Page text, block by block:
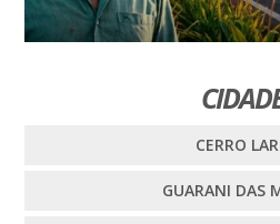
CERRO
GUARANI DAS